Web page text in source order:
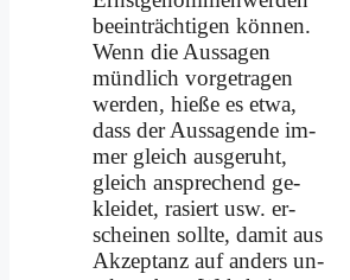
be­ein­träch­ti­gen kön­nen.
Wenn die Aus­sa­gen
münd­lich vor­ge­tra­gen
wer­den, hie­ße es et­wa,
dass der Aus­sa­gen­de im­
mer gleich aus­ge­ruht,
gleich an­spre­chend ge­
klei­det, ra­siert usw. er­
schei­nen soll­te, da­mit aus
Ak­zep­tanz auf an­ders un­